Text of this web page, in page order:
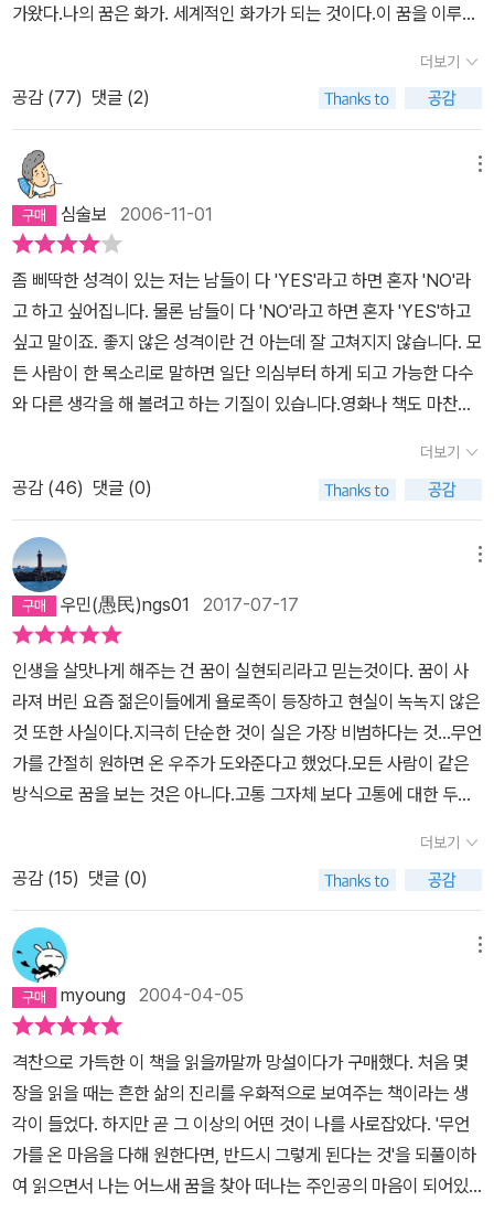
가왔다.나의 꿈은 화가. 세계적인 화가가 되는 것이다.이 꿈을 이루기
고사 공부도 해야했다.그래서 나는 부모님께 말씀드렸다. '엄마 나는
화가가 되고 싶어요. 미술학원을 보내주세요.' 그 때 어머니의 말씀
'좋다, 너가 하고 싶으면 하되, 이것만은 알아둬라. 우리는 너가 꿈을
이루기 위해미술학원을 다니고, 공부도 하는 것도 좋지만, 매일 미술
학원을 다니면서 학교 공부도 하기는 힘들 것이라는것과, 우리의 형
편은 너가 미술 할 때 뒷받침을 해주기는 힘들 것이라는 것이다. 물론,
너가 하고자 한다면 달라빚을 져서라도 해주겠지만......'이런 말씀을
하셨다.부모님의 이러저러한 말씀을 듣고, 나는 '꿈'에 대해서 다시 생
각하게 되었다. 두려움.꿈에 대해서 고민을 할 때 느낀 감정이다.'내가
정말 유명한 화가가 될 수 있을까? 괜히 돈만 버리는 것이 아닐까? 내
게 재능이 없으면 어떻게 하지?' 등등 부정적인 생각이 내 머리속
을 가득 채웠다. 마침내 나는 꿈에 대한 결정을 내렸다. 살렘의 왕은
산티아고에게 말했다.(p48)'자네가 무언가를 간절히 원할 때 온 우
주는 자네의 소망이 실현되도록 도와준다네.' 연금술사를 좀 더 일찍
정을 내리지 못한 이들에게 '연금술사'를 추천하고 싶은 책이다.
더보기
공감 (77) 댓글 (2)
심술보 2006-11-01
좀 삐딱한 성격이 있는 저는 남들이 다 'YES'라고 하면 혼자 'NO'라
고 하고 싶어집니다. 물론 남들이 다 'NO'라고 하면 혼자 'YES'하고
싶고 말이죠. 좋지 않은 성격이란 건 아는데 잘 고쳐지지 않습니다. 모
든 사람이 한 목소리로 말하면 일단 의심부터 하게 되고 가능한 다수
와 다른 생각을 해 볼려고 하는 기질이 있습니다.영화나 책도 마찬가
가 싫어집니다. 그러다가 볼 만한 사람, 읽을 만한 사람들이 거의 다
보고 나면 그 때서야 볼 마음이 생깁니다. 영화나 책도 유행이란 것이
있는데 이렇게 때를 놓치고 나중에 접하다 보면 간혹 시대적으로 의
미 없는 감상이 되곤 합니다. 시나리오 쓸려면 시류에 제때 제때 맞출
줄도 알아야 하는데 이런 고질병을 고치기가 어렵습니다. 이 책도 평
소 같았으면 지금 읽을 생각을 안했을 책입니다. 요즘 언론마다 파울
로 코엘료 책광고로 도배를 하다시피 하더군요. 이전 같았으면 일단
제껴 놓고 다음에 볼 생각을 했을텐데 이번엔 이상하게 끌리더군요.
평소 책이나 영화는 궁합이 맞아야 한다는 생각을 갖고 있었기 때문
에 이번엔 직감을 믿어 보기로 했습니다.'연금술사'는 어른들을 위한
동화 혹은 우화라고 해야겠죠. 생떽쥐베리의 '어린왕자'와 칼릴 지브
란의 '예언자' 그리고 리처드 바크의 '갈매기의 꿈'을 섞어 놓은 것 같
다고나 할까요 ! 짧고 평이한 글이지만 심오한 인생의 진리들을 설파
하고 있는 책입니다. 보통 이런 종류의 책을 읽고나면 간혹 좀 허탈해
이 별로 바뀔 기미를 안 보이는 경우가 있기 때문이죠.그래서 한동안
은 이런 심오한 이야기 보다는 구체적이고 쪼잔한 논픽션 쪽에 더 끌
린 적도 있었습니다. 하지만 요즘 제가 인생의 새로운 기로에 서 있기
때문일까요 ? '연금술사'는 유별나게 마음에 와 닿았습니다. 책속의
주인공 산티아고가 양치기를 그만두고 보물을 찾기 위해 피라미드를
향해가는 여정이 지금의 제 심정에 잘 맞았기 때문일 거라고 추측합
니다.세상을 많이 둘러 보기 위해 다니던 신학교를 나와 양치기가 된
산티아고는 똑같은 꿈을 두 번 꾸고 집시를 찾아가 꿈풀이를 듣습니
다. 집시 할머니는 이집트 피라미드에서 보물을 발견할 꿈이라고 알
더보기
공감 (46) 댓글 (0)
우민(愚民)ngs01 2017-07-17
인생을 살맛나게 해주는 건 꿈이 실현되리라고 믿는것이다. 꿈이 사
라져 버린 요즘 젊은이들에게 욜로족이 등장하고 현실이 녹녹지 않은
것 또한 사실이다.지극히 단순한 것이 실은 가장 비범하다는 것...무언
가를 간절히 원하면 온 우주가 도와준다고 했었다.모든 사람이 같은
방식으로 꿈을 보는 것은 아니다.고통 그자체 보다 고통에 대한 두려
행운으로 시작되고 반드시 가혹한 시험으로 끝을 맺는다.몇 해전 읽
었던 연금술사를 다시금 읽었다.세상이 참 무서운 속도로 변하고 있
다. 스마트폰의 등장으로 사라진 것들... 휴대용 후레쉬,디지털카메라,
내비케이션, 손목시계, 만보기, 닌텐도같은게임기, MP3 기타등등그
래도 아직 까지는 전자책 보다는 실물로 읽는 게 편한 것은 구세대라
는 표를 내는 것인가?얼마 전 인터넷 강의로 알게 된 모모세대...정말
우리세대하고는 다름을 느끼게 되었고 창의성과기계를 다루는 능력
에 경이를 표한다.젊은들에게 꿈을 펼칠 수 있는 환경 조성만이 기성
세대가 앞으로 해야 할 일 같다....일체유심조가 머리 속에 맴도는 하
루였다...
더보기
공감 (15) 댓글 (0)
myoung 2004-04-05
격찬으로 가득한 이 책을 읽을까말까 망설이다가 구매했다. 처음 몇
장을 읽을 때는 흔한 삶의 진리를 우화적으로 보여주는 책이라는 생
각이 들었다. 하지만 곧 그 이상의 어떤 것이 나를 사로잡았다. '무언
가를 온 마음을 다해 원한다면, 반드시 그렇게 된다는 것'을 되풀이하
여 읽으면서 나는 어느새 꿈을 찾아 떠나는 주인공의 마음이 되어있